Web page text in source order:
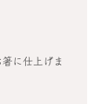
に仕上げま